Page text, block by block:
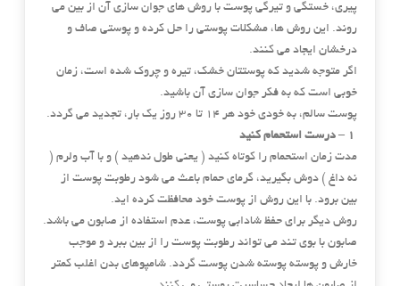
پیری، خستگی و تیرگی پوست با روش های جوان سازی آن از بین می
روند. این روش ها، مشکلات پوستی را حل کرده و پوستی صاف و
درخشان ایجاد می کنند.
اگر متوجه شدید که پوستتان خشک، تیره و چروک شده است، زمان
خوبی است که به فکر جوان سازی آن باشید.
پوست سالم، به خودی خود هر 14 تا 30 روز یک بار، تجدید می گردد.
مدت زمان استحمام را کوتاه کنید ( یعنی طول ندهید ) و با آب ولرم (
نه داغ ) دوش بگیرید، گرمای حمام باعث می شود رطوبت پوست از
بین برود. با این روش از پوست خود محافظت کرده اید.
روش دیگر برای حفظ شادابی پوست، عدم استفاده از صابون می باشد.
صابون با بوی تند می تواند رطوبت پوست را از بین ببرد و موجب
خارش و پوسته پوسته شدن پوست گردد. شامپوهای بدن اغلب کمتر